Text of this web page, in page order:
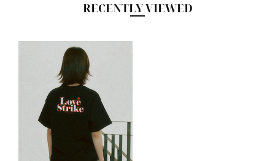
RECENTLY VIEWED